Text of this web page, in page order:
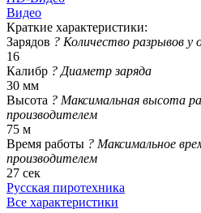
Видео
Краткие характеристики:
Зарядов ? Количество разрывов у
16
Калибр ? Диаметр заряда
30 мм
Высота ? Максимальная высота
производителем
75 м
Время работы ? Максимальное
производителем
27 сек
Русская пиротехника
Все характеристики